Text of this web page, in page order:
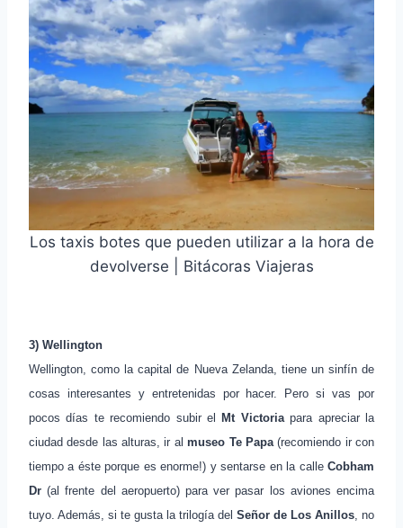
Los taxis botes que pueden utilizar a la hora de
devolverse | Bitácoras Viajeras
3) Wellington
Wellington, como la capital de Nueva Zelanda, tiene un sinfín de
cosas interesantes y entretenidas por hacer. Pero si vas por
pocos días te recomiendo subir el
Mt Victoriapara apreciar la
ciudad desde las alturas, ir almuseo Te Papa(recomiendo ir con
tiempo a éste porque es enorme!) y sentarse en la calle Cobham
Dr (al frente del aeropuerto) para ver pasar los aviones encima
tuyo. Además, si te gusta la trilogía del Señor de Los Anillos, no